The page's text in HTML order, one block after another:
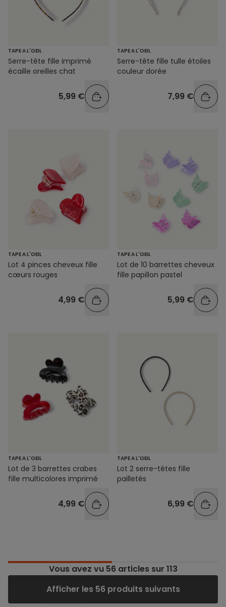
TAPE A L'OEIL
Serre-tête fille imprimé
écaille oreilles chat
5,99 €
TAPE A L'OEIL
Serre-tête fille tulle étoiles
couleur dorée
7,99 €
TAPE A L'OEIL
Lot 4 pinces cheveux fille
cœurs rouges
4,99 €
TAPE A L'OEIL
Lot de 10 barrettes cheveux
fille papillon pastel
5,99 €
TAPE A L'OEIL
Lot de 3 barrettes crabes
fille multicolores imprimé
4,99 €
TAPE A L'OEIL
Lot 2 serre-têtes fille
pailletés
6,99 €
Vous avez vu 56articles sur 113
Afficher les 56 produits suivants